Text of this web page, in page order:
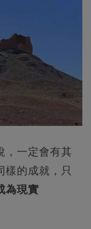
，一定會有其
樣的成就，只
為現實